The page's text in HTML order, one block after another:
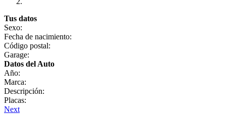
Tus datos
Sexo:
Fecha de nacimiento:
Código postal:
Garage:
Datos del Auto
Año:
Marca:
Descripción:
Placas:
Next